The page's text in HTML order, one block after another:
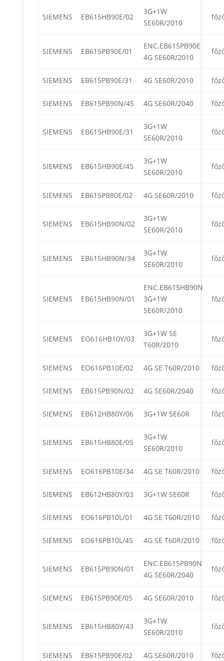
SIEMENS EB615HB90E/02
3G+1W
SE60R/2010
SIEMENS EB615PB90E/01
ENC.EB615PB90E
4G SE60R/2010
SIEMENS EB615PB90E/31 4G SE60R/2010
SIEMENS EB615PB90N/45 4G SE60R/2040
SIEMENS EB615HB90E/31
3G+1W
SE60R/2010
SIEMENS EB615HB90E/45
3G+1W
SE60R/2010
SIEMENS EB615PB80E/02 4G SE60R/2010
SIEMENS EB615HB90N/02
3G+1W
SE60R/2010
SIEMENS EB615HB90N/34
3G+1W
SE60R/2010
SIEMENS EB615HB90N/01
ENC.EB615HB90N
3G+1W
SE60R/2010
SIEMENS EO616HB10Y/03
3G+1W SE
T60R/2010
SIEMENS EO616PB10E/02 4G SE T60R/2010
SIEMENS EB615PB90N/02 4G SE60R/2040
SIEMENS EB612HB80Y/06 3G+1W SE60R
SIEMENS EB615HB80E/05
3G+1W
SE60R/2010
SIEMENS EO616PB10E/34 4G SE T60R/2010
SIEMENS EB612HB80Y/03 3G+1W SE60R
SIEMENS EO616PB10L/01 4G SE T60R/2010
SIEMENS EO616PB10L/45 4G SE T60R/2010
SIEMENS EB615PB90N/01
ENC.EB615PB90N
4G SE60R/2040
SIEMENS EB615PB90E/05 4G SE60R/2010
SIEMENS EB615HB80Y/43
3G+1W
SE60R/2010
SIEMENS EB615PB90E/02 4G SE60R/2010